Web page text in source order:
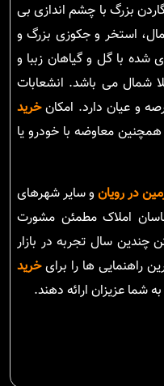
بزرگ با چشم اندازی بی
استخر و جکوزی بزرگ و
شده با گل و گیاهان زببا و
شمال می باشد. انشعابات
و عیان دارد. امکانخرید
معاوضه با خودرو یا
در رویانو سایر شهرهای
املاک مطمئن مشورت
چندین سال تجربه در بازار
راهنمایی ها را برایخرید
به شما عزیزان ارائه دهند.